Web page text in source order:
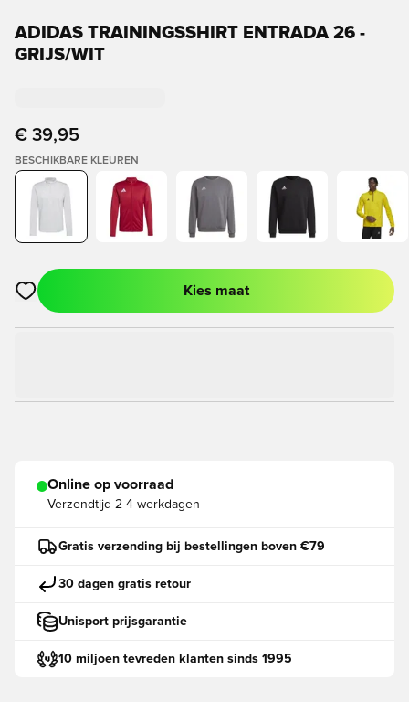
ADIDAS TRAININGSSHIRT ENTRADA 26 -
GRIJS/WIT
€ 39,95
BESCHIKBARE KLEUREN
Opent een venster om in te loggen of je aan te melden als lid
Kies maat
Online op voorraad
Verzendtijd 2-4 werkdagen
Gratis verzending bij bestellingen boven €79
30 dagen gratis retour
Unisport prijsgarantie
10 miljoen tevreden klanten sinds 1995